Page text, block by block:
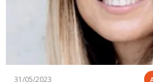
Comment le no code va bouleverser la
31/05/2023